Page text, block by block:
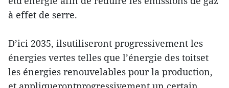
à effet de serre.
D’ici 2035, ilsutiliseront progressivement les
énergies vertes telles que l’énergie des toitset
les énergies renouvelables pour la production,